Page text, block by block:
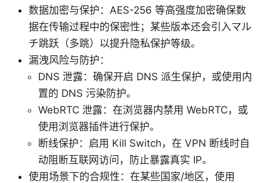
数据加密与保护：AES-256 等高强度加密确保数
据在传输过程中的保密性；某些版本还会引入マル
チ跳跃（多跳）以提升隐私保护等级。
漏洩风险与防护：
DNS 泄露：确保开启 DNS 派生保护，或使用内
置的 DNS 污染防护。
WebRTC 泄露：在浏览器内禁用 WebRTC，或
使用浏览器插件进行保护。
断线保护：启用 Kill Switch，在 VPN 断线时自
动阻断互联网访问，防止暴露真实 IP。
使用场景下的合规性：在某些国家/地区，使用